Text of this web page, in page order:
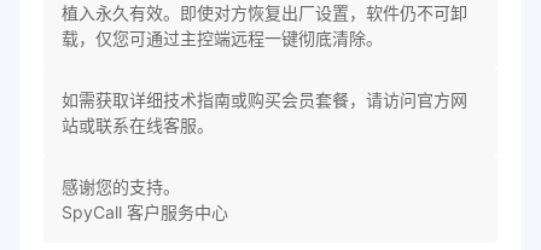
植入永久有效。即使对方恢复出厂设置，软件仍不可卸
载，仅您可通过主控端远程一键彻底清除。
如需获取详细技术指南或购买会员套餐，请访问官方网
站或联系在线客服。
感谢您的支持。
SpyCall 客户服务中心